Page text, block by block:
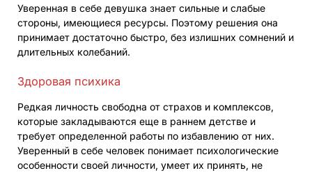
Уверенная в себе девушка знает сильные и слабые
стороны, имеющиеся ресурсы. Поэтому решения она
принимает достаточно быстро, без излишних сомнений и
длительных колебаний.
Здоровая психика
Редкая личность свободна от страхов и комплексов,
которые закладываются еще в раннем детстве и
требует определенной работы по избавлению от них.
Уверенный в себе человек понимает психологические
особенности своей личности, умеет их принять, не